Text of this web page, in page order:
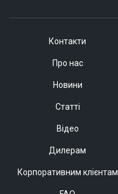
Контакти
Про нас
Новини
Статті
Відео
Дилерам
Корпоративним клієнтам